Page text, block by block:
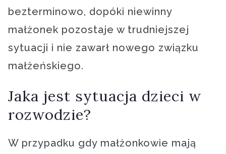
bezterminowo, dopóki niewinny
małżonek pozostaje w trudniejszej
sytuacji i nie zawarł nowego związku
małżeńskiego.
Jaka jest sytuacja dzieci w
rozwodzie?
W przypadku gdy małżonkowie mają